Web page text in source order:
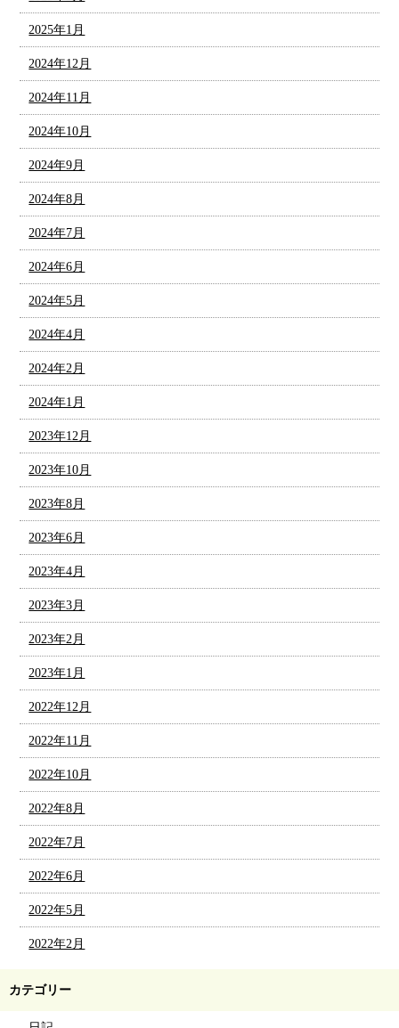
2025年1月
2024年12月
2024年11月
2024年10月
2024年9月
2024年8月
2024年7月
2024年6月
2024年5月
2024年4月
2024年2月
2024年1月
2023年12月
2023年10月
2023年8月
2023年6月
2023年4月
2023年3月
2023年2月
2023年1月
2022年12月
2022年11月
2022年10月
2022年8月
2022年7月
2022年6月
2022年5月
2022年2月
カテゴリー